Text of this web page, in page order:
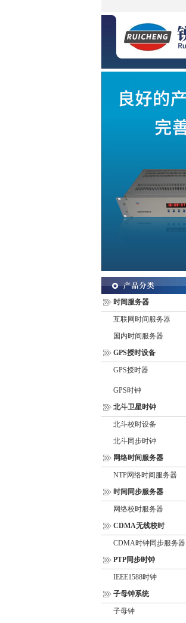
时间服务器
互联网时间服务器
国内时间服务器
GPS授时设备
GPS授时器
GPS时钟
北斗卫星时钟
北斗校时设备
北斗同步时钟
网络时间服务器
NTP网络时间服务器
时间同步服务器
网络校时服务器
CDMA无线校时
CDMA时钟同步服务器
PTP同步时钟
IEEE1588时钟
子母钟系统
子母钟